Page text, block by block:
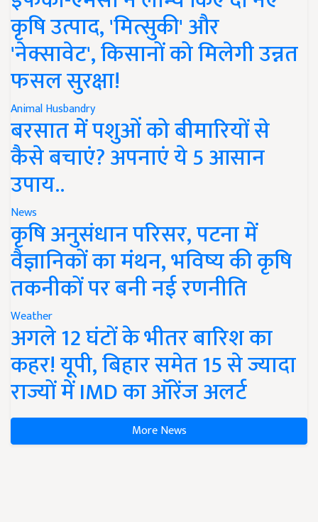
कृषि उत्पाद, 'मित्सुकी' और
'नेक्सावेट', किसानों को मिलेगी उन्नत
फसल सुरक्षा!
Animal Husbandry
बरसात में पशुओं को बीमारियों से
कैसे बचाएं? अपनाएं ये 5 आसान
उपाय..
News
कृषि अनुसंधान परिसर, पटना में
वैज्ञानिकों का मंथन, भविष्य की कृषि
तकनीकों पर बनी नई रणनीति
Weather
अगले 12 घंटों के भीतर बारिश का
कहर! यूपी, बिहार समेत 15 से ज्यादा
राज्यों में IMD का ऑरेंज अलर्ट
More News